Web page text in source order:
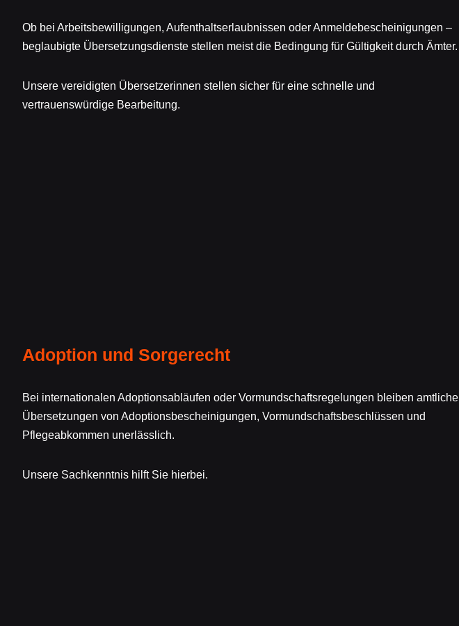
Ob bei Arbeitsbewilligungen, Aufenthaltserlaubnissen oder Anmeldebescheinigungen –
beglaubigte Übersetzungsdienste stellen meist die Bedingung für Gültigkeit durch Ämter.
Unsere vereidigten Übersetzerinnen stellen sicher für eine schnelle und
vertrauenswürdige Bearbeitung.
Adoption und Sorgerecht
Bei internationalen Adoptionsabläufen oder Vormundschaftsregelungen bleiben amtliche
Übersetzungen von Adoptionsbescheinigungen, Vormundschaftsbeschlüssen und
Pflegeabkommen unerlässlich.
Unsere Sachkenntnis hilft Sie hierbei.